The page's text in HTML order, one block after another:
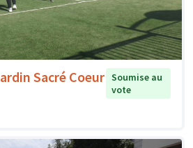
Sacré Coeur Soumise au
vote